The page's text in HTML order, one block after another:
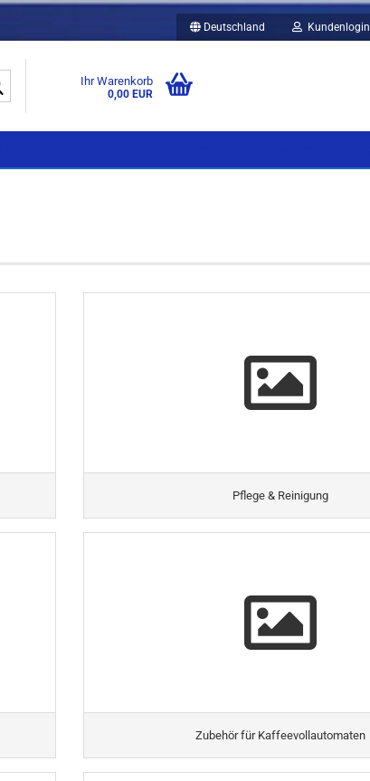
Deutschland Kundenlogin
Ihr Warenkorb
0,00 EUR
Pflege & Reinigung
Zubehör für Kaffeevollautomaten